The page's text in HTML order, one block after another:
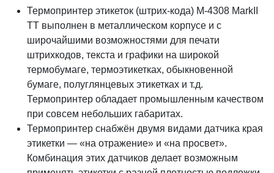
Термопринтер этикеток (штрих-кода) M-4308 MarkII
TT выполнен в металлическом корпусе и с
широчайшими возможностями для печати
штрихкодов, текста и графики на широкой
термобумаге, термоэтикетках, обыкновенной
бумаге, полуглянцевых этикетках и т.д.
Термопринтер обладает промышленным качеством
при совсем небольших габаритах.
Термопринтер снабжён двумя видами датчика края
этикетки — «на отражение» и «на просвет».
Комбинация этих датчиков делает возможным